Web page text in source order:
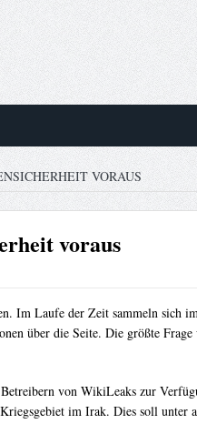
VORAUS
voraus
Im Laufe der Zeit sammeln sich
über die Seite. Die größte
von WikiLeaks zur
im Irak. Dies soll unter